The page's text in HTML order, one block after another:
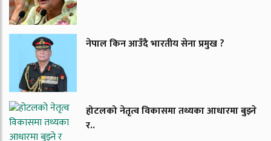
नेपाल किन आउँदै भारतीय सेना प्रमुख ?
होटलको नेतृत्व विकासमा तथ्यका आधारमा बुझ्ने
र..